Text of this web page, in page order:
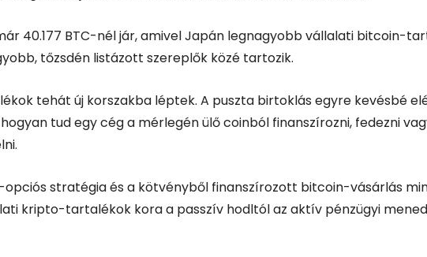
40.177 BTC-nél jár, amivel Japán legnagyobb vállalati bitcoin-
tőzsdén listázott szereplők közé tartozik.
tehát új korszakba léptek. A puszta birtoklás egyre kevésbé
tud egy cég a mérlegén ülő coinból finanszírozni, fedezni
opciós stratégia és a kötvényből finanszírozott bitcoin-vásárlás
kripto-tartalékok kora a passzív hodltól az aktív pénzügyi